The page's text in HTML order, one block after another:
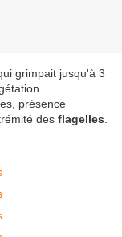
grimpait jusqu'à 3
présence
des flagelles